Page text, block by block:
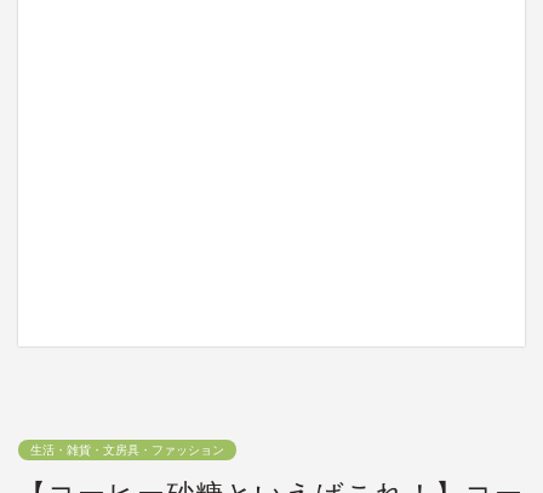
生活・雑貨・文房具・ファッション